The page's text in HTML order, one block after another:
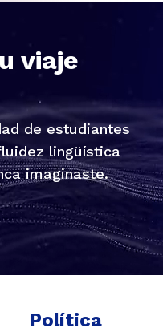
viaje
de estudiantes
lingüística
imaginaste.
Política